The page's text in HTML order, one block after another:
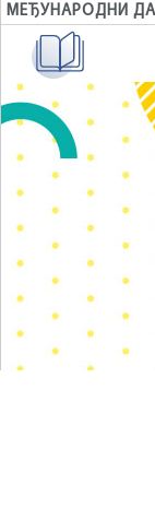
МЕЂУНАРОДНИ